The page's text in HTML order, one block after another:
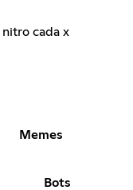
cada x
Memes
Bots